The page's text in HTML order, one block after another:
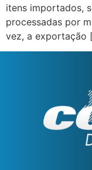
itens importados,
processadas por
vez, a exportação